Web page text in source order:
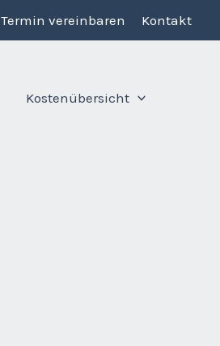
Termin vereinbaren Kontakt
Kostenübersicht